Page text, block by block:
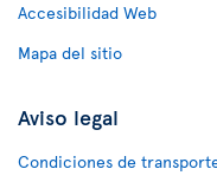
Accesibilidad Web
Mapa del sitio
Aviso legal
Condiciones de